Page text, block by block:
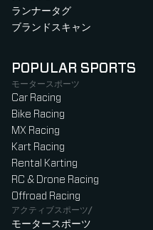
ランナータグ
ブランドスキャン
POPULAR SPORTS
モータースポーツ
Car Racing
Bike Racing
MX Racing
Kart Racing
Rental Karting
RC & Drone Racing
Offroad Racing
アクティブスポーツ/
モータースポーツ